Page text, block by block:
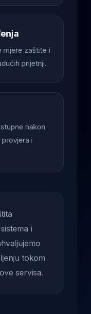
mjere zaštite i
prijetnji.
nakon
i
i
tokom
servisa.